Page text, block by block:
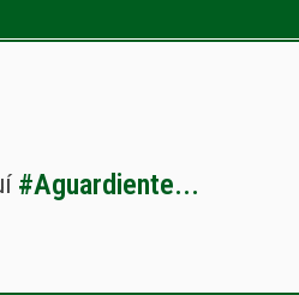
#Aguardiente...